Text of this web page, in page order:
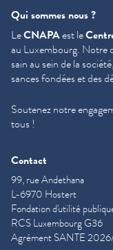
Qui sommes nous ?
LeCNAPAest le
au Luxembourg. Notre
sain au sein de la
sances fondées et des
Soutenez notre
tous !
Contact
99, rue Andethana
L-6970 Hostert
Fondation d'utilité
RCS Luxembourg G36
Agrément SANTE